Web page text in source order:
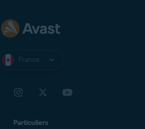
France
Particuliers